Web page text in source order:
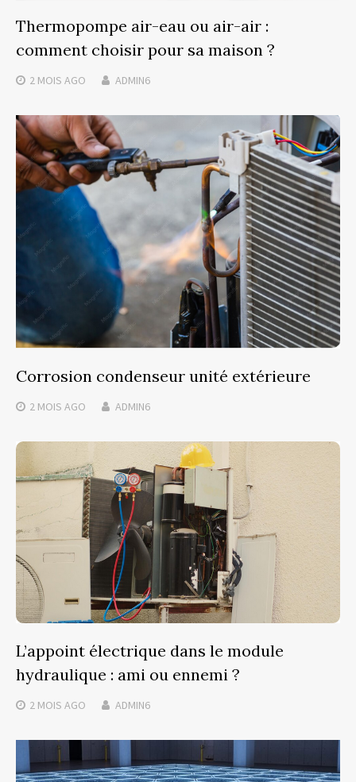
Thermopompe air-eau ou air-air :
comment choisir pour sa maison ?
2 MOIS AGO ADMIN6
Corrosion condenseur unité extérieure
2 MOIS AGO ADMIN6
L’appoint électrique dans le module
hydraulique : ami ou ennemi ?
2 MOIS AGO ADMIN6